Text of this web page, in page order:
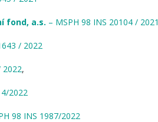
fond, a.s. – MSPH 98 INS 20104 / 2021
/ 2022
2022,
2022
98 INS 1987/2022